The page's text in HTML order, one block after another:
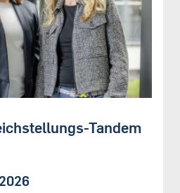
Tandem